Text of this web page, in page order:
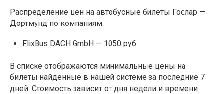
Распределение цен на автобусные билеты Гослар —
Дортмунд по компаниям:
FlixBus DACH GmbH — 1050 руб.
В списке отображаются минимальные цены на
билеты найденные в нашей системе за последние 7
дней. Стоимость зависит от дня недели и времени